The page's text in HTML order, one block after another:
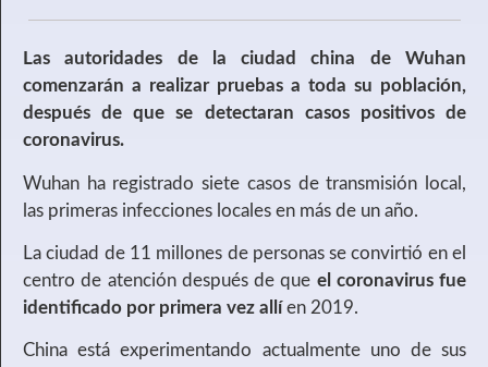
Las autoridades de la ciudad china de Wuhan
comenzarán a realizar pruebas a toda su población,
después de que se detectaran casos positivos de
coronavirus.
Wuhan ha registrado siete casos de transmisión local,
las primeras infecciones locales en más de un año.
La ciudad de 11 millones de personas se convirtió en el
centro de atención después de que el coronavirus fue
identificado por primera vez allíen 2019.
China está experimentando actualmente uno de sus